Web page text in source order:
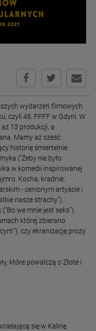
wydarzeń filmowych
czyli 46. FPFF w Gdyni. W
13 produkcji, a
Mamy aż sześć
historię śmiertelnie
(“Żeby nie było
w komedii inspirowanej
Kocha, kradnie,
- cenionym artyście i
nasze strachy”),
we mnie jest seks”),
której zbierano
czy ekranizację prozy
które powalczą o Złote i
się w Kalinę